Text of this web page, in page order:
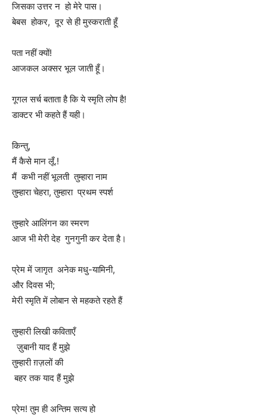
जिसका उत्तर न हो मेरे पास।
बेबस होकर, दूर से ही मुस्कराती हूँ
पता नहीं क्यों!
आजकल अक्सर भूल जाती हूँ।
गूगल सर्च बताता है कि ये स्मृति लोप है!
डाक्टर भी कहते हैं यही।
किन्तु,
मैं कैसे मान लूँ.!
मैं कभी नहीं भूलती तुम्हारा नाम
तुम्हारा चेहरा, तुम्हारा प्रथम स्पर्श
तुम्हारे आलिंगन का स्मरण
आज भी मेरी देह गुनगुनी कर देता है।
प्रेम में जागृत अनेक मधु-यामिनी,
और दिवस भी;
मेरी स्मृति में लोबान से महकते रहते हैं
तुम्हारी लिखी कविताएँ
ज़ुबानी याद हैं मुझे
तुम्हारी ग़ज़लों की
बहर तक याद हैं मुझे
प्रेम! तुम ही अन्तिम सत्य हो